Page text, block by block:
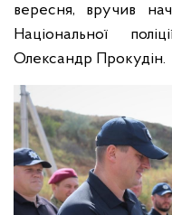
вересня, вручив
Національної
Олександр Прокудін.